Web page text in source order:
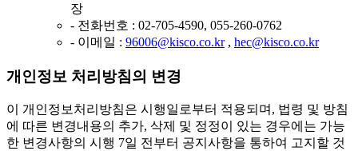
장
- 전화번호 : 02-705-4590, 055-260-0762
- 이메일 : 96006@kisco.co.kr, hec@kisco.co.kr
개인정보 처리방침의 변경
이 개인정보처리방침은 시행일로부터 적용되며, 법령 및 방침
에 따른 변경내용의 추가, 삭제 및 정정이 있는 경우에는 가능
한 변경사항의 시행 7일 전부터 공지사항을 통하여 고지할 것